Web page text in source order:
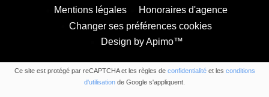
Mentions légales
Honoraires d'agence
Changer ses préférences cookies
Design byApimo™
Ce site est protégé par reCAPTCHA et les règles de confidentialitéet les conditions
d'utilisation de Google s'appliquent.